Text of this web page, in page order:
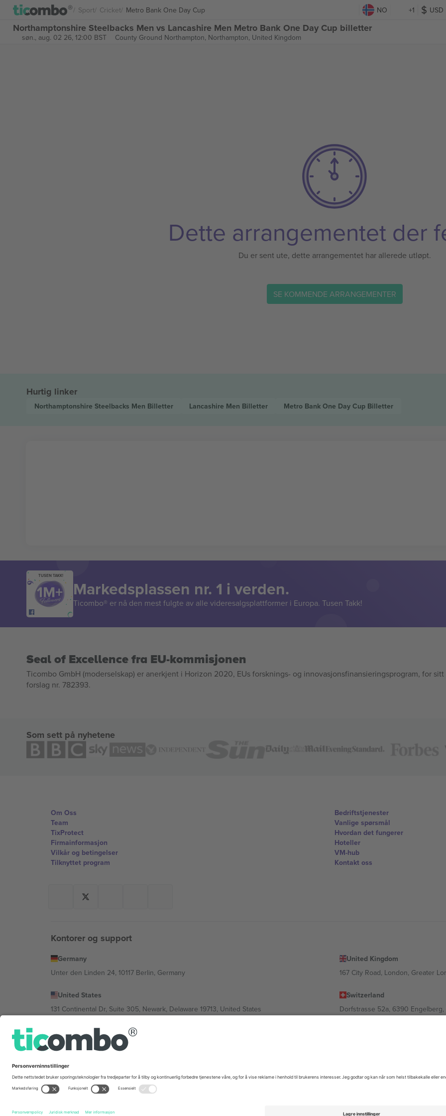
Sport Cricket Metro Bank One Day Cup NO +1 USD
Northamptonshire Steelbacks Men vs Lancashire Men Metro Bank One Day Cup billetter
søn., aug. 02 26, 12:00 BST County Ground Northampton, Northampton, United Kingdom
Dette arrangementet der
Du er sent ute, dette arrangementet har allerede utløpt.
SE KOMMENDE ARRANGEMENTER
Hurtig linker
Northamptonshire Steelbacks Men Billetter Lancashire Men Billetter Metro Bank One Day Cup Billetter
TUSEN TAKK!
Markedsplassen nr. 1 i verden.
Ticombo® er nå den mest fulgte av alle videresalgsplattformer i Europa. Tusen Takk!
Seal of Excellence fra EU-kommisjonen
Ticombo GmbH (moderselskap) er anerkjent i Horizon 2020, EUs forsknings- og innovasjonsfinansieringsprogram, for sitt
forslag nr. 782393.
Som sett på nyhetene
Om Oss
Team
TixProtect
Firmainformasjon
Vilkår og betingelser
Tilknyttet program
Bedriftstjenester
Vanlige spørsmål
Hvordan det fungerer
Hoteller
VM-hub
Kontakt oss
Kontorer og support
Germany
Unter den Linden 24, 10117 Berlin, Germany
United Kingdom
167 City Road, London, Greater
United States
131 Continental Dr, Suite 305, Newark, Delaware 19713, United States
Switzerland
Dorfstrasse 52a, 6390 Engelberg,
Bulgaria
Regus Sofia City West, bul Totleben 53-55, 1606 Sofia, Bulgaria
Mexico
Av Chapultepec 360, Roma Norte, Cuauhtémoc, 06700 Ciudad de México, CDMX, Mexico
Vilkår.© 2026 Ticombo. Alle rettigheter reservert.